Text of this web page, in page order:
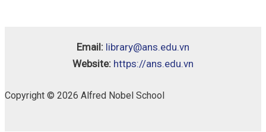
Email: library@ans.edu.vn
Website: https://ans.edu.vn
Copyright © 2026 Alfred Nobel School